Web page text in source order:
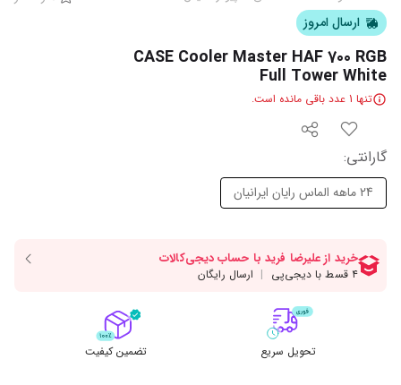
ارسال امروز
CASE Cooler Master HAF 700 RGB
Full Tower White
تنها 1 عدد باقی مانده است.
گارانتی:
24 ماهه الماس رایان ایرانیان
تحویل سریع تضمین کیفیت